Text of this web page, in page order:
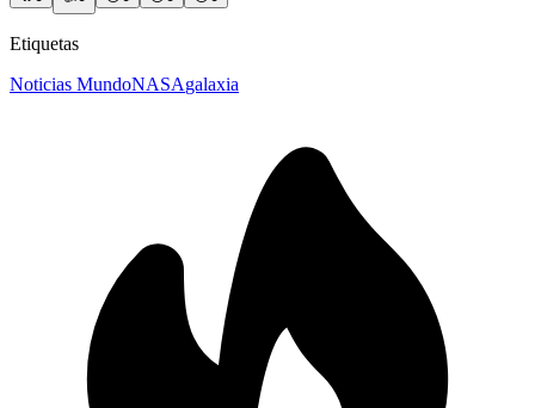
Etiquetas
Noticias MundoNASAgalaxia